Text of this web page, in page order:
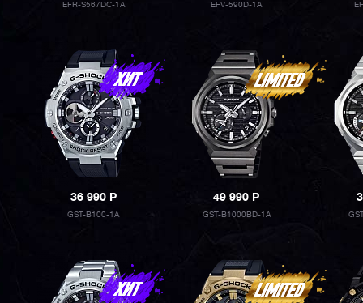
EFR-S567DC-1A EFV-590D-1A
36 990P
GST-B100-1A
49 990P
GST-B1000BD-1A